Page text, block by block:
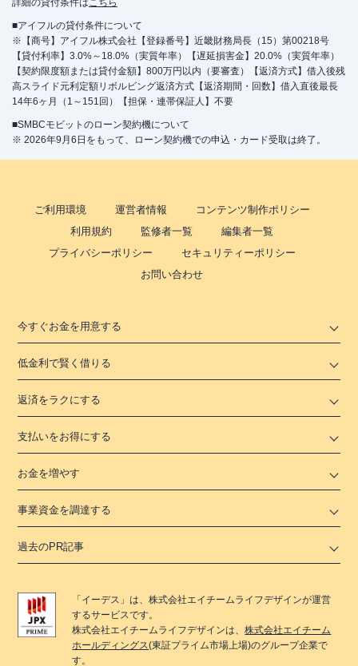
詳細の貸付条件はこちら
■アイフルの貸付条件について
※【商号】アイフル株式会社【登録番号】近畿財務局長（15）第00218号
【貸付利率】3.0%～18.0%（実質年率）【遅延損害金】20.0%（実質年率）
【契約限度額または貸付金額】800万円以内（要審査）【返済方式】借入後残
高スライド元利定額リボルビング返済方式【返済期間・回数】借入直後最長
14年6ヶ月（1～151回）【担保・連帯保証人】不要
■SMBCモビットのローン契約機について
※ 2026年9月6日をもって、ローン契約機での申込・カード受取は終了。
ご利用環境 運営者情報
コンテンツ制作ポリシー
利用規約
監修者一覧
編集者一覧
プライバシーポリシー
セキュリティーポリシー
お問い合わせ
今すぐお金を用意する
低金利で賢く借りる
返済をラクにする
支払いをお得にする
お金を増やす
事業資金を調達する
過去のPR記事
「 イーデス 」は、株式会社エイチームライフデザインが運営
するサービスです。
株式会社エイチームライフデザインは、株式会社エイチーム
ホールディングス(東証プライム市場上場)のグループ企業で
す。